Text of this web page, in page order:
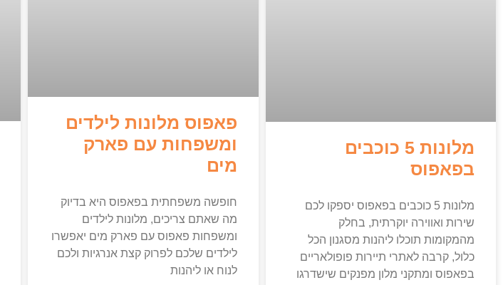
מלונות 5 כוכבים
בפאפוס
מלונות 5 כוכבים בפאפוס יספקו לכם
שירות ואווירה יוקרתית, בחלק
מהמקומות תוכלו ליהנות מסגנון הכל
כלול, קרבה לאתרי תיירות פופולאריים
בפאפוס ומתקני מלון מפנקים שישדרגו
פאפוס מלונות לילדים
ומשפחות עם פארק
מים
חופשה משפחתית בפאפוס היא בדיוק
מה שאתם צריכים, מלונות לילדים
ומשפחות פאפוס עם פארק מים יאפשרו
לילדים שלכם לפרוק קצת אנרגיות ולכם
לנוח או ליהנות